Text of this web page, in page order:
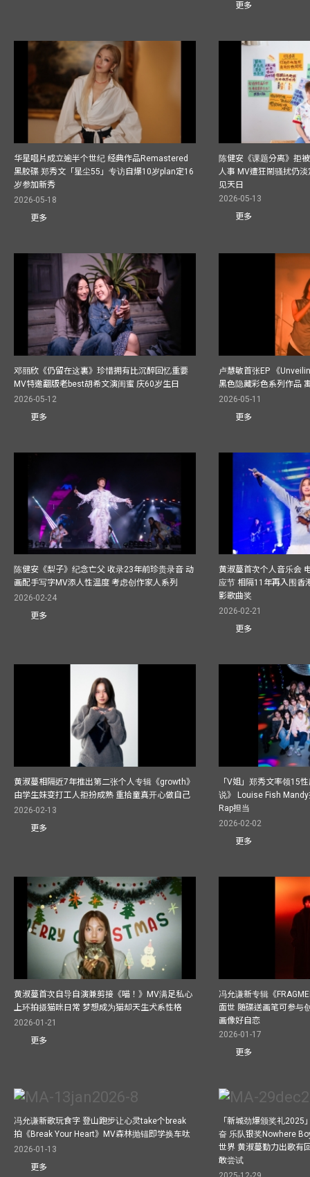
更多
华星唱片成立逾半个世纪 经典作品Remastered
黑胶碟 郑秀文「星尘55」专访自爆10岁plan定16
岁参加新秀
2026-05-18
更多
陈健安《课题分离》拒
人事 MV遭狂鬧骚扰仍
见天日
2026-05-13
更多
邓丽欣《仍留在这裏》珍惜拥有比沉醉回忆重要
MV特邀翻版老best胡希文演闺蜜 庆60岁生日
2026-05-12
更多
卢慧敏首张EP 《
黑色隐藏彩色系列作品
2026-05-11
更多
陈健安《梨子》纪念亡父 收录23年前珍贵录音 动
画配手写字MV添人性温度 考虑创作家人系列
2026-02-24
更多
黄淑蔓首次个人音乐会
应节 相隔11年再入围香
影歌曲奖
2026-02-21
更多
黄淑蔓相隔近7年推出第二张个人专辑《growth》
由学生妹变打工人拒扮成熟 重拾童真开心做自己
2026-02-13
更多
「V姐」郑秀文率领15
说》 Louise Fish
Rap担当
2026-02-02
更多
黄淑蔓首次自导自演兼剪接《喵！》MV满足私心
上环拍摄猫咪日常 梦想成为猫却天生犬系性格
2026-01-21
更多
冯允谦新专辑《
面世 随碟送画笔可参与
画像好自恋
2026-01-17
更多
冯允谦新歌玩食字 登山跑步让心灵take个break
拍《Break Your Heart》MV森林抛锚即学换车呔
2026-01-13
更多
「新城劲爆颁奖礼2025
奋 乐队银奖Nowhere
世界 黄淑蔓勤力出歌有
敢尝试